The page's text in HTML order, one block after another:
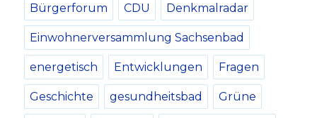
Bürgerforum CDU Denkmalradar
Einwohnerversammlung Sachsenbad
energetisch Entwicklungen Fragen
Geschichte gesundheitsbad Grüne